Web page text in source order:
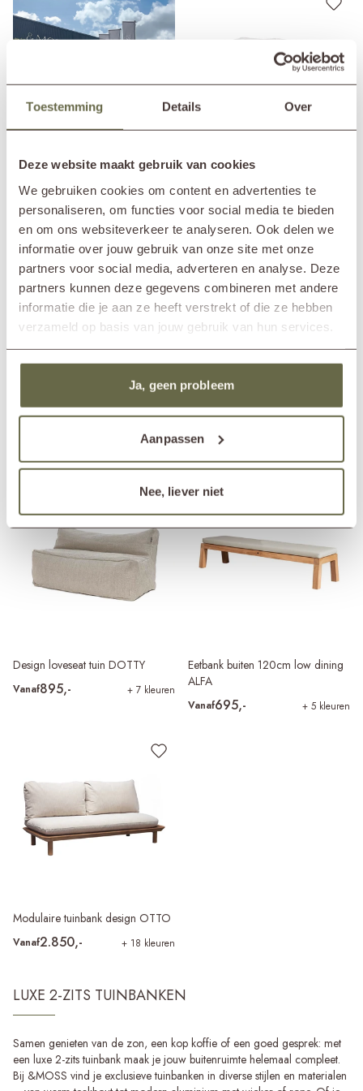
Toestemming Details Over
Deze website maakt gebruik van cookies
We gebruiken cookies om content en advertenties te
personaliseren, om functies voor social media te bieden
en om ons websiteverkeer te analyseren. Ook delen we
informatie over jouw gebruik van onze site met onze
partners voor social media, adverteren en analyse. Deze
partners kunnen deze gegevens combineren met andere
informatie die je aan ze heeft verstrekt of die ze hebben
verzameld op basis van jouw gebruik van hun services.
Ja, geen probleem
Aanpassen
Nee, liever niet
Plan je bezoek
Lounge daybed buiten FAY
Vanaf 2.495,- + 4 kleuren
2-persoons teak tuinbank low
Rond daybed buiten FLORENCE
Vanaf 795,-
Design loveseat tuin DOTTY
Vanaf895,- + 7 kleuren
Eetbank buiten 120cm low dining
ALFA
Vanaf695,- + 5 kleuren
Modulaire tuinbank design OTTO
Vanaf2.850,- + 18 kleuren
LUXE 2-ZITS TUINBANKEN
Samen genieten van de zon, een kop koffie of een goed gesprek: met
een luxe 2-zits tuinbank maak je jouw buitenruimte helemaal compleet.
Bij &MOSS vind je exclusieve tuinbanken in diverse stijlen en materialen